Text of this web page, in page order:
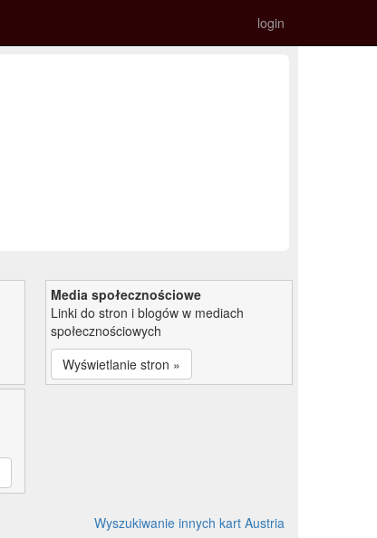
login
Media społecznościowe
Linki do stron i blogów w mediach
społecznościowych
Wyświetlanie stron »
Wyszukiwanie innych kart Austria